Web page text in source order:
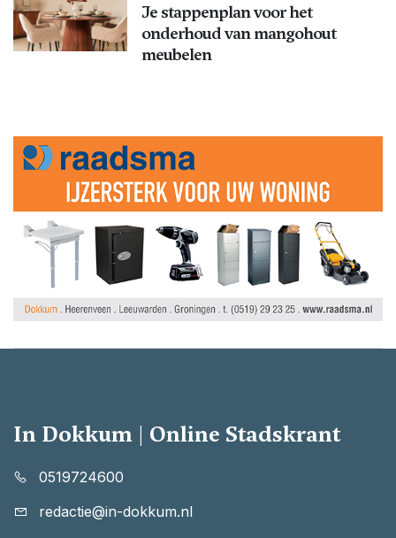
Je stappenplan voor het
onderhoud van mangohout
meubelen
In Dokkum | Online Stadskrant
0519724600
redactie@in-dokkum.nl